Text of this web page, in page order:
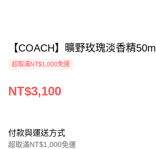
【COACH】曠野玫瑰淡香精50ml
超取滿NT$1,000免運
NT$3,100
付款與運送方式
超取滿NT$1,000免運